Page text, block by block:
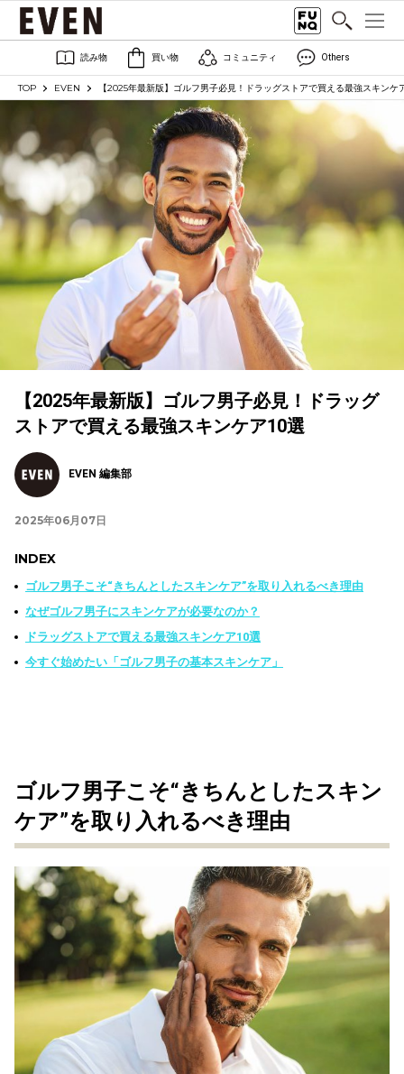
読み物 買い物 コミュニティ Others
TOP EVEN 【2025年最新版】ゴルフ男子必見！ドラッグストアで買える最強スキンケ
【2025年最新版】ゴルフ男子必見！ドラッグ
ストアで買える最強スキンケア10選
EVEN 編集部
2025年06月07日
INDEX
ゴルフ男子こそ“きちんとしたスキンケア”を取り入れるべき理由
なぜゴルフ男子にスキンケアが必要なのか？
ドラッグストアで買える最強スキンケア10選
今すぐ始めたい「ゴルフ男子の基本スキンケア」
ゴルフ男子こそ“きちんとしたスキン
ケア”を取り入れるべき理由